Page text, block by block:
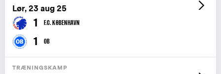
Lør, 23 aug 25
1 F.C. KØBENHAVN
1 OB
TRÆNINGSKAMP